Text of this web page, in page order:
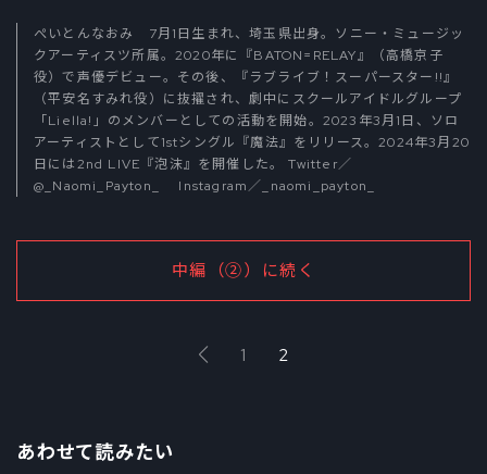
ぺいとんなおみ 7月1日生まれ、埼玉県出身。ソニー・ミュージッ
クアーティスツ所属。2020年に『BATON=RELAY』（高橋京子
役）で声優デビュー。その後、『ラブライブ！スーパースター!!』
（平安名すみれ役）に抜擢され、劇中にスクールアイドルグループ
「Liella!」のメンバーとしての活動を開始。2023年3月1日、ソロ
アーティストとして1stシングル『魔法』をリリース。2024年3月20
日には2nd LIVE『泡沫』を開催した。 Twitter／
@_Naomi_Payton_
Instagram／ _naomi_payton_
中編（②）に続く
1 2
あわせて読みたい